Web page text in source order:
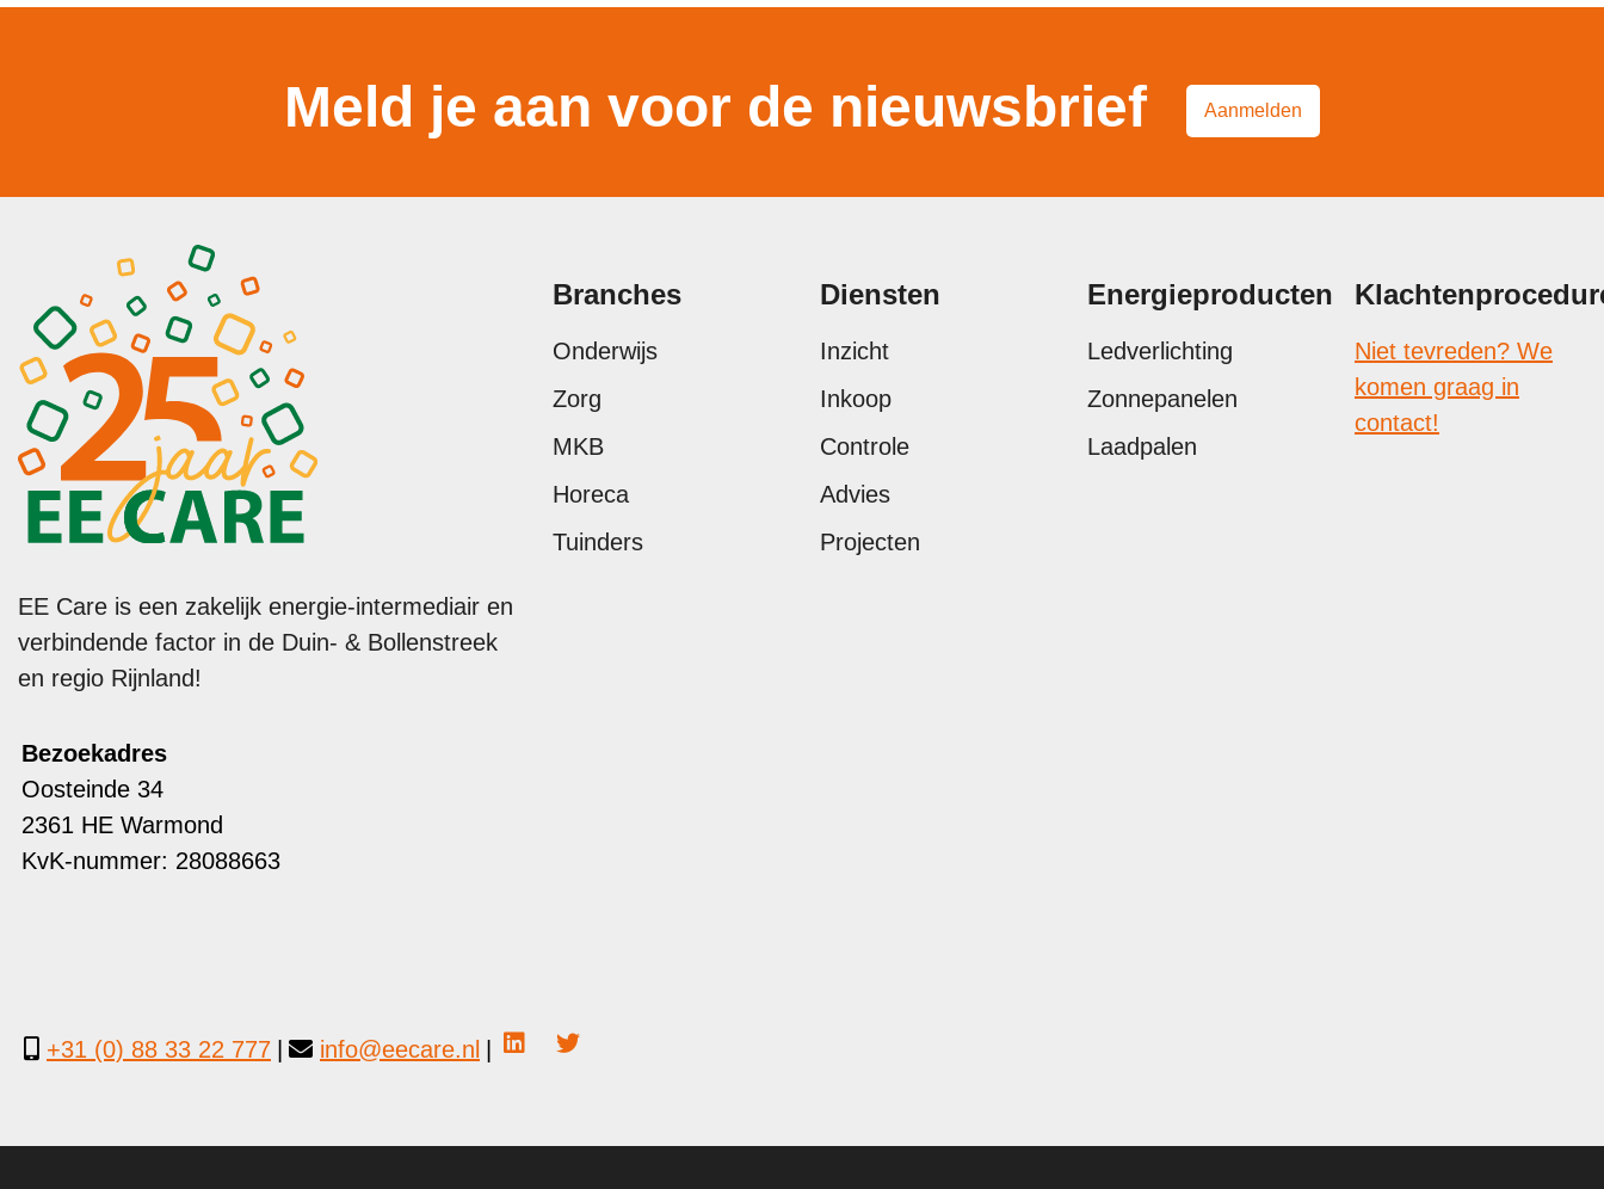
Meld je aan voor de nieuwsbrief Aanmelden
EE Care is een zakelijk energie-intermediair en
verbindende factor in de Duin- & Bollenstreek
en regio Rijnland!
Bezoekadres
Oosteinde 34
2361 HE Warmond
KvK-nummer: 28088663
Branches
Onderwijs
Zorg
MKB
Horeca
Tuinders
Diensten
Inzicht
Inkoop
Controle
Advies
Projecten
Energieproducten
Ledverlichting
Zonnepanelen
Laadpalen
Niet tevreden? We
komen graag in
contact!
+31 (0) 88 33 22 777 info@eecare.nl